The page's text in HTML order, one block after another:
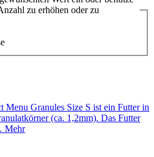
zu erhöhen oder zu
Menu Granules Size S ist ein Futter in
(ca. 1,2mm). Das Futter
Mehr